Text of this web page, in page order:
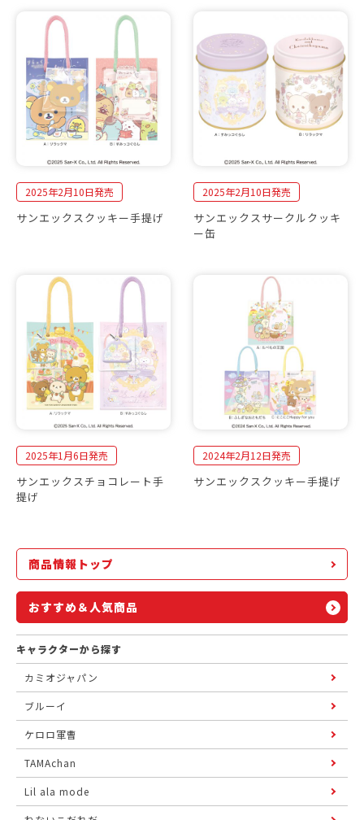
2025年2月10日発売
サンエックスクッキー手提げ
2025年2月10日発売
サンエックスサークルクッキ
ー缶
2025年1月6日発売
サンエックスチョコレート手
提げ
2024年2月12日発売
サンエックスクッキー手提げ
商品情報トップ
おすすめ＆人気商品
キャラクターから探す
カミオジャパン
ブルーイ
ケロロ軍曹
TAMAchan
Lil ala mode